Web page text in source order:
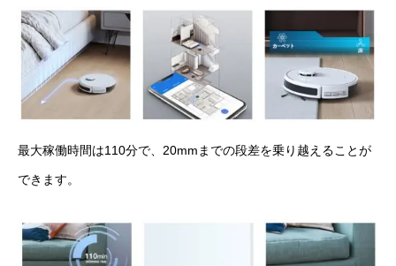
最大稼働時間は110分で、20mmまでの段差を乗り越えることが
できます。